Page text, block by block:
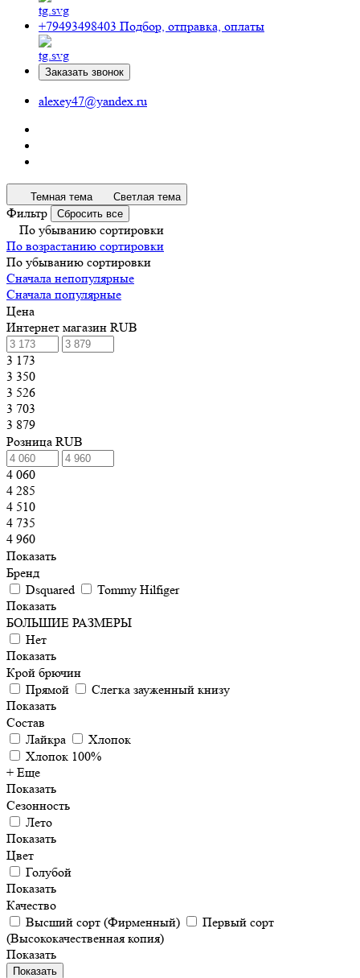
+79493498403 Подбор, отправка, оплаты
Заказать звонок
alexey47@yandex.ru
Темная тема Светлая тема
Фильтр Сбросить все
По убыванию сортировки
По возрастанию сортировки
По убыванию сортировки
Сначала непопулярные
Сначала популярные
Цена
Интернет магазин RUB
3 173
3 350
3 526
3 703
3 879
Розница RUB
4 060
4 285
4 510
4 735
4 960
Показать
Бренд
Dsquared
Tommy Hilfiger
Показать
БОЛЬШИЕ РАЗМЕРЫ
Нет
Показать
Крой брючин
Прямой
Слегка зауженный книзу
Показать
Состав
Лайкра
Хлопок
Хлопок 100%
+ Еще
Показать
Сезонность
Лето
Показать
Цвет
Голубой
Показать
Качество
Высший сорт (Фирменный)
Первый сорт
(Высококачественная копия)
Показать
Показать